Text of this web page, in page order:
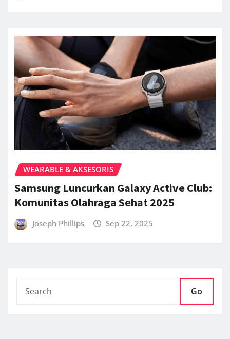
WEARABLE & AKSESORIS
Samsung Luncurkan Galaxy Active Club:
Komunitas Olahraga Sehat 2025
Joseph Phillips Sep 22, 2025
Go